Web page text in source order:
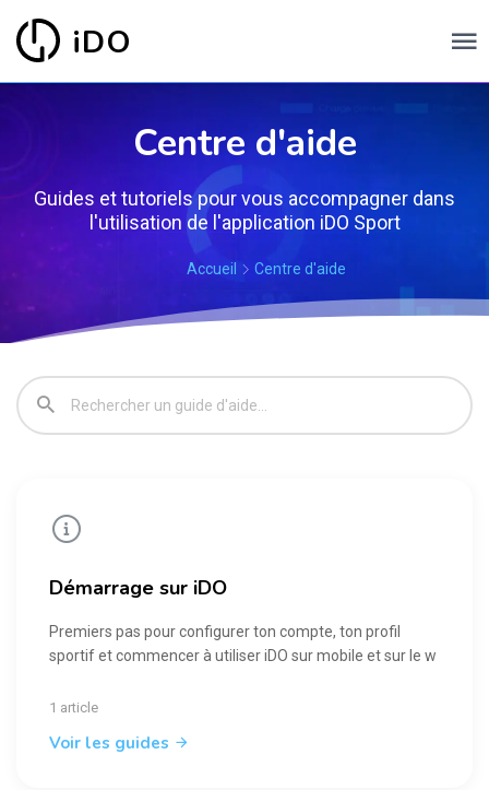
iDO
Centre d'aide
Guides et tutoriels pour vous accompagner dans
l'utilisation de l'application iDO Sport
Accueil Centre d'aide
Démarrage sur iDO
Premiers pas pour configurer ton compte, ton profil
sportif et commencer à utiliser iDO sur mobile et sur le w
1 article
Voir les guides